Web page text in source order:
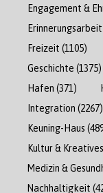
Engagement &
Freizeit (1105)
Geschichte (1375)
Hafen (371)
Integration (2267)
Keuning-Haus
Kultur & Kreatives
Medizin &
Nachhaltigkeit